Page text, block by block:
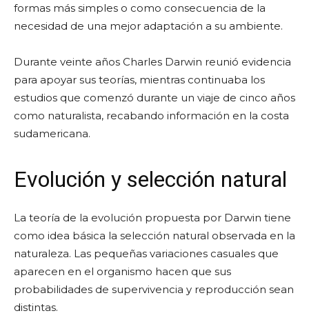
formas más simples o como consecuencia de la
necesidad de una mejor adaptación a su ambiente.
Durante veinte años Charles Darwin reunió evidencia
para apoyar sus teorías, mientras continuaba los
estudios que comenzó durante un viaje de cinco años
como naturalista, recabando información en la costa
sudamericana.
Evolución y selección natural
La teoría de la evolución propuesta por Darwin tiene
como idea básica la selección natural observada en la
naturaleza. Las pequeñas variaciones casuales que
aparecen en el organismo hacen que sus
probabilidades de supervivencia y reproducción sean
distintas.